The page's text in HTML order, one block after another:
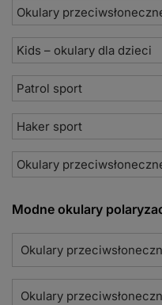
Okulary
Kids – okulary dla dzieci
Patrol sport
Haker sport
Okulary
Modne okulary
Okulary
Okulary